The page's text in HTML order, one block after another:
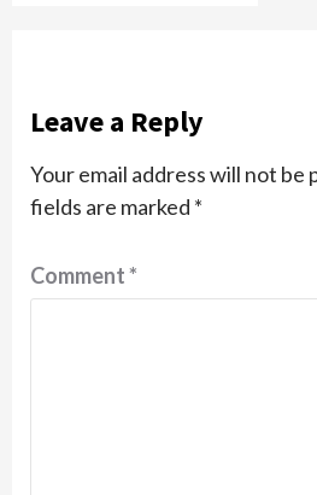
Leave a Reply
Your email address will not be
fields are marked *
Comment*